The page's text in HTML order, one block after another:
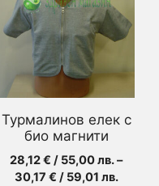
Турмалинов елек с
био магнити
28,12€ / 55,00 лв.–
30,17 € / 59,01 лв.Price
has
multiple
variants.
The
options
may
be
chosen